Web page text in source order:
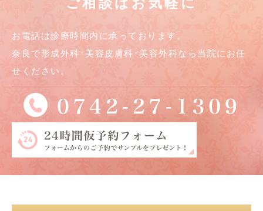
ご相談はお気軽に
お電話は診療時間内に承っております。
奈良で形成外科･美容皮膚科･美容外科なら当院にお任
せください。